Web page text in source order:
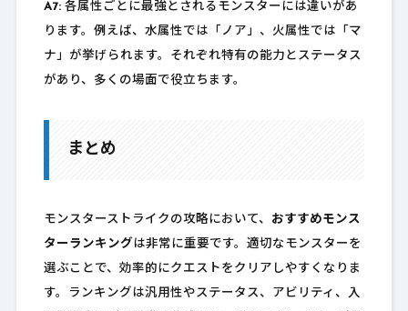
A7:各属性ごとに最強とされるモンスターには違いがあ
ります。例えば、水属性では「ノア」、火属性では「マ
ナ」が挙げられます。それぞれ特有の能力とステータス
があり、多くの場面で役立ちます。
まとめ
モンスターストライクの攻略において、 おすすめモンス
ターランキング は非常に重要です。適切なモンスターを
選ぶことで、効率的にクエストをクリアしやすくなりま
す。ランキングは汎用性やステータス、アビリティ、入